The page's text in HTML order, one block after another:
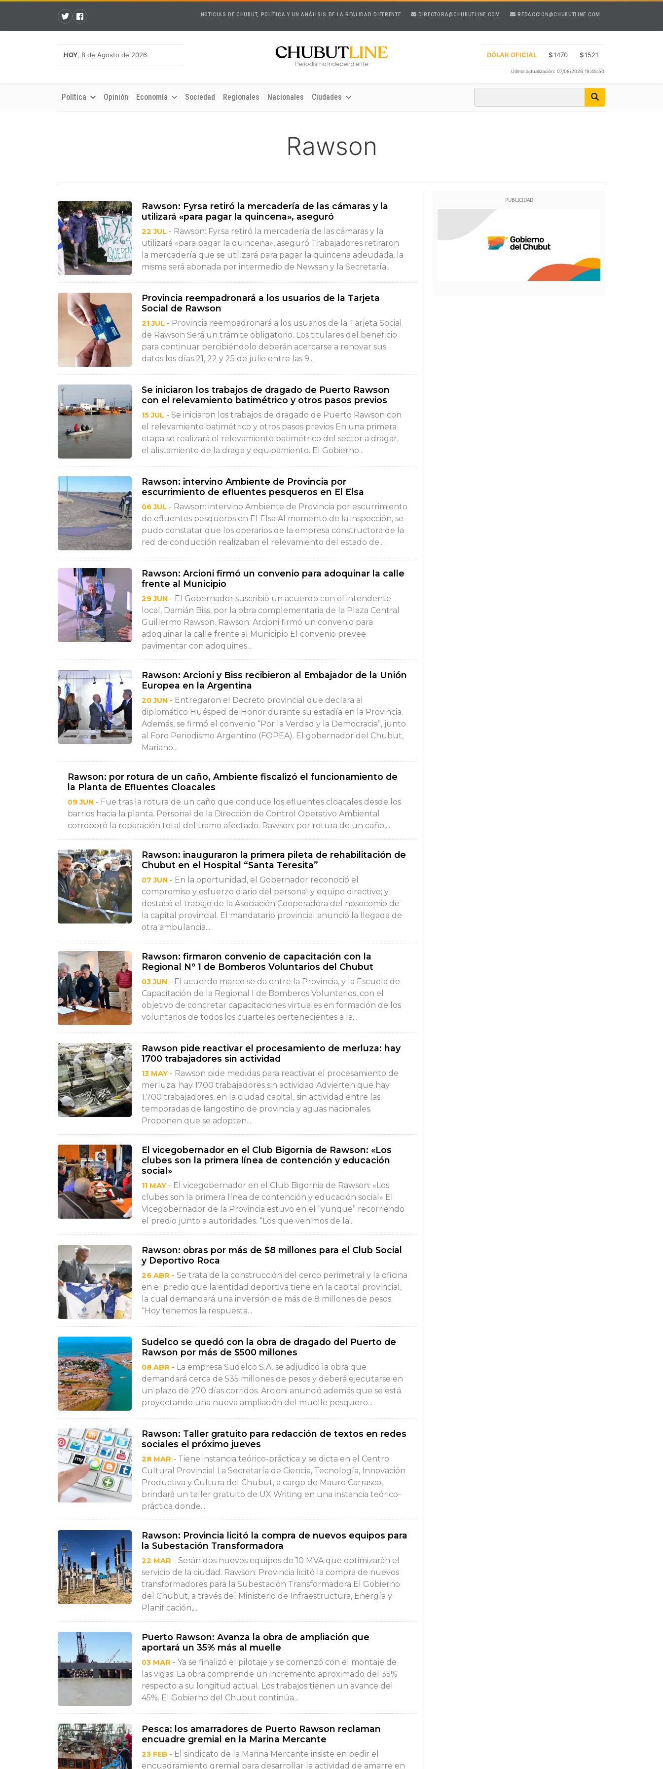
NOTICIAS DE CHUBUT, POLÍTICA Y UN ANÁLISIS DE LA REALIDAD DIFERENTE DIRECTORA@CHUBUTLINE.COM REDACCION@CHUBUTLINE.COM
HOY, 8 de Agosto de 2026 DÓLAR OFICIAL $1470 $1521
Última actualización: 07/08/2026 19:45:50
Política Opinión Economía Sociedad Regionales Nacionales Ciudades
Rawson
Rawson: Fyrsa retiró la mercadería de las cámaras y la
utilizará «para pagar la quincena», aseguró
22 JUL - Rawson: Fyrsa retiró la mercadería de las cámaras y la
utilizará «para pagar la quincena», aseguró Trabajadores retiraron
la mercadería que se utilizará para pagar la quincena adeudada, la
misma será abonada por intermedio de Newsan y la Secretaría...
Provincia reempadronará a los usuarios de la Tarjeta
Social de Rawson
21 JUL - Provincia reempadronará a los usuarios de la Tarjeta Social
de Rawson Será un trámite obligatorio. Los titulares del beneficio
para continuar percibiéndolo deberán acercarse a renovar sus
datos los días 21, 22 y 25 de julio entre las 9...
Se iniciaron los trabajos de dragado de Puerto Rawson
con el relevamiento batimétrico y otros pasos previos
15 JUL - Se iniciaron los trabajos de dragado de Puerto Rawson con
el relevamiento batimétrico y otros pasos previos En una primera
etapa se realizará el relevamiento batimétrico del sector a dragar,
el alistamiento de la draga y equipamiento. El Gobierno...
Rawson: intervino Ambiente de Provincia por
escurrimiento de efluentes pesqueros en El Elsa
06 JUL - Rawson: intervino Ambiente de Provincia por escurrimiento
de efluentes pesqueros en El Elsa Al momento de la inspección, se
pudo constatar que los operarios de la empresa constructora de la
red de conducción realizaban el relevamiento del estado de...
Rawson: Arcioni firmó un convenio para adoquinar la calle
frente al Municipio
29 JUN - El Gobernador suscribió un acuerdo con el intendente
local, Damián Biss, por la obra complementaria de la Plaza Central
Guillermo Rawson. Rawson: Arcioni firmó un convenio para
adoquinar la calle frente al Municipio El convenio prevee
pavimentar con adoquines...
Rawson: Arcioni y Biss recibieron al Embajador de la Unión
Europea en la Argentina
20 JUN - Entregaron el Decreto provincial que declara al
diplomático Huésped de Honor durante su estadía en la Provincia.
Además, se firmó el convenio “Por la Verdad y la Democracia”, junto
al Foro Periodismo Argentino (FOPEA). El gobernador del Chubut,
Mariano...
Rawson: por rotura de un caño, Ambiente fiscalizó el funcionamiento de
la Planta de Efluentes Cloacales
09 JUN - Fue tras la rotura de un caño que conduce los efluentes cloacales desde los
barrios hacia la planta. Personal de la Dirección de Control Operativo Ambiental
corroboró la reparación total del tramo afectado. Rawson: por rotura de un caño,...
Rawson: inauguraron la primera pileta de rehabilitación de
Chubut en el Hospital “Santa Teresita”
07 JUN - En la oportunidad, el Gobernador reconoció el
compromiso y esfuerzo diario del personal y equipo directivo; y
destacó el trabajo de la Asociación Cooperadora del nosocomio de
la capital provincial. El mandatario provincial anunció la llegada de
otra ambulancia...
Rawson: firmaron convenio de capacitación con la
Regional Nº 1 de Bomberos Voluntarios del Chubut
03 JUN - El acuerdo marco se da entre la Provincia, y la Escuela de
Capacitación de la Regional I de Bomberos Voluntarios, con el
objetivo de concretar capacitaciones virtuales en formación de los
voluntarios de todos los cuarteles pertenecientes a la...
Rawson pide reactivar el procesamiento de merluza: hay
1700 trabajadores sin actividad
13 MAY - Rawson pide medidas para reactivar el procesamiento de
merluza: hay 1700 trabajadores sin actividad Advierten que hay
1.700 trabajadores, en la ciudad capital, sin actividad entre las
temporadas de langostino de provincia y aguas nacionales.
Proponen que se adopten...
El vicegobernador en el Club Bigornia de Rawson: «Los
clubes son la primera línea de contención y educación
social»
11 MAY - El vicegobernador en el Club Bigornia de Rawson: «Los
clubes son la primera línea de contención y educación social» El
Vicegobernador de la Provincia estuvo en el “yunque” recorriendo
el predio junto a autoridades. “Los que venimos de la...
Rawson: obras por más de $8 millones para el Club Social
y Deportivo Roca
26 ABR - Se trata de la construcción del cerco perimetral y la oficina
en el predio que la entidad deportiva tiene en la capital provincial,
la cual demandará una inversión de más de 8 millones de pesos.
“Hoy tenemos la respuesta...
Sudelco se quedó con la obra de dragado del Puerto de
Rawson por más de $500 millones
08 ABR - La empresa Sudelco S.A. se adjudicó la obra que
demandará cerca de 535 millones de pesos y deberá ejecutarse en
un plazo de 270 días corridos. Arcioni anunció además que se está
proyectando una nueva ampliación del muelle pesquero...
Rawson: Taller gratuito para redacción de textos en redes
sociales el próximo jueves
28 MAR - Tiene instancia teórico-práctica y se dicta en el Centro
Cultural Provincial La Secretaría de Ciencia, Tecnología, Innovación
Productiva y Cultura del Chubut, a cargo de Mauro Carrasco,
brindará un taller gratuito de UX Writing en una instancia teórico-
práctica donde...
Rawson: Provincia licitó la compra de nuevos equipos para
la Subestación Transformadora
22 MAR - Serán dos nuevos equipos de 10 MVA que optimizarán el
servicio de la ciudad. Rawson: Provincia licitó la compra de nuevos
transformadores para la Subestación Transformadora El Gobierno
del Chubut, a través del Ministerio de Infraestructura, Energía y
Planificación,...
Puerto Rawson: Avanza la obra de ampliación que
aportará un 35% más al muelle
03 MAR - Ya se finalizó el pilotaje y se comenzó con el montaje de
las vigas. La obra comprende un incremento aproximado del 35%
respecto a su longitud actual. Los trabajos tienen un avance del
45%. El Gobierno del Chubut continúa...
Pesca: los amarradores de Puerto Rawson reclaman
encuadre gremial en la Marina Mercante
23 FEB - El sindicato de la Marina Mercante insiste en pedir el
encuadramiento gremial para desarrollar la actividad de amarre en